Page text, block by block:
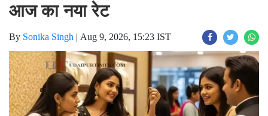
आज का नया रेट
By Sonika Singh | Aug 9, 2026, 15:23 IST